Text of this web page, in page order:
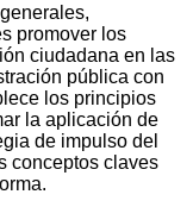
promover los
ciudadana en las
pública con
los principios
la aplicación de
de impulso del
conceptos claves